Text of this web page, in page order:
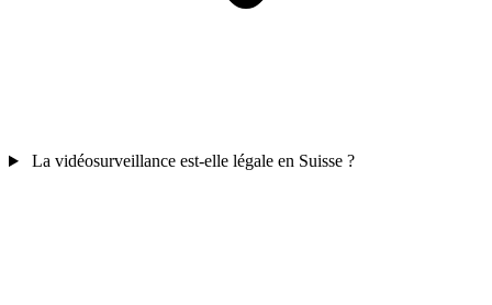
La vidéosurveillance est-elle légale en Suisse ?